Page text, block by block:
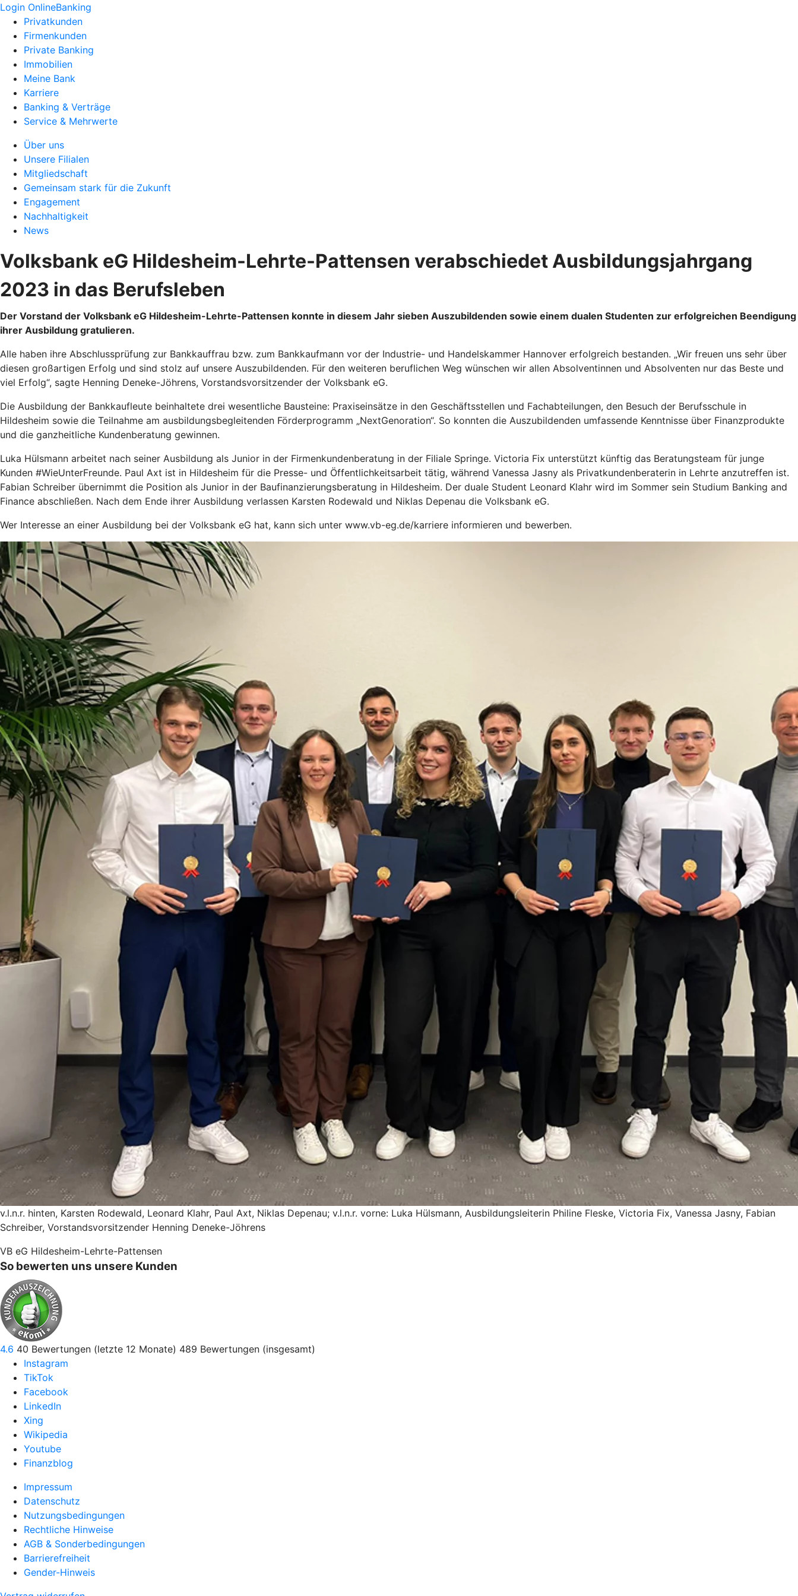
Login OnlineBanking
Privatkunden
Firmenkunden
Private Banking
Immobilien
Meine Bank
Karriere
Banking & Verträge
Service & Mehrwerte
Über uns
Unsere Filialen
Mitgliedschaft
Gemeinsam stark für die Zukunft
Engagement
Nachhaltigkeit
News
Volksbank eG Hildesheim-Lehrte-Pattensen verabschiedet Ausbildungsjahrgang
2023 in das Berufsleben
Der Vorstand der Volksbank eG Hildesheim-Lehrte-Pattensen konnte in diesem Jahr sieben Auszubildenden sowie einem dualen Studenten zur erfolgreichen Beendigung
ihrer Ausbildung gratulieren.
Alle haben ihre Abschlussprüfung zur Bankkauffrau bzw. zum Bankkaufmann vor der Industrie- und Handelskammer Hannover erfolgreich bestanden. „Wir freuen uns sehr über
diesen großartigen Erfolg und sind stolz auf unsere Auszubildenden. Für den weiteren beruflichen Weg wünschen wir allen Absolventinnen und Absolventen nur das Beste und
viel Erfolg“, sagte Henning Deneke-Jöhrens, Vorstandsvorsitzender der Volksbank eG.
Die Ausbildung der Bankkaufleute beinhaltete drei wesentliche Bausteine: Praxiseinsätze in den Geschäftsstellen und Fachabteilungen, den Besuch der Berufsschule in
Hildesheim sowie die Teilnahme am ausbildungsbegleitenden Förderprogramm „NextGenoration“. So konnten die Auszubildenden umfassende Kenntnisse über Finanzprodukte
und die ganzheitliche Kundenberatung gewinnen.
Luka Hülsmann arbeitet nach seiner Ausbildung als Junior in der Firmenkundenberatung in der Filiale Springe. Victoria Fix unterstützt künftig das Beratungsteam für junge
Kunden #WieUnterFreunde. Paul Axt ist in Hildesheim für die Presse- und Öffentlichkeitsarbeit tätig, während Vanessa Jasny als Privatkundenberaterin in Lehrte anzutreffen ist.
Fabian Schreiber übernimmt die Position als Junior in der Baufinanzierungsberatung in Hildesheim. Der duale Student Leonard Klahr wird im Sommer sein Studium Banking and
Finance abschließen. Nach dem Ende ihrer Ausbildung verlassen Karsten Rodewald und Niklas Depenau die Volksbank eG.
Wer Interesse an einer Ausbildung bei der Volksbank eG hat, kann sich unter www.vb-eg.de/karriere informieren und bewerben.
v.l.n.r. hinten, Karsten Rodewald, Leonard Klahr, Paul Axt, Niklas Depenau; v.l.n.r. vorne: Luka Hülsmann, Ausbildungsleiterin Philine Fleske, Victoria Fix, Vanessa Jasny, Fabian
Schreiber, Vorstandsvorsitzender Henning Deneke-Jöhrens
VB eG Hildesheim-Lehrte-Pattensen
So bewerten uns unsere Kunden
4.6 40 Bewertungen (letzte 12 Monate) 489 Bewertungen (insgesamt)
Instagram
TikTok
Facebook
LinkedIn
Xing
Wikipedia
Youtube
Finanzblog
Impressum
Datenschutz
Nutzungsbedingungen
Rechtliche Hinweise
AGB & Sonderbedingungen
Barrierefreiheit
Gender-Hinweis